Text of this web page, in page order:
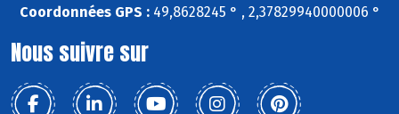
Coordonnées GPS :49,8628245 ° , 2,37829940000006 °
Nous suivre sur